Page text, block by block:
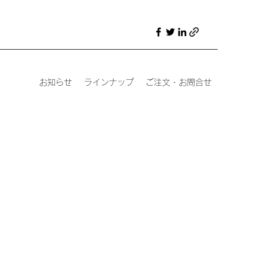
お知らせ ラインナップ ご注文・お問合せ